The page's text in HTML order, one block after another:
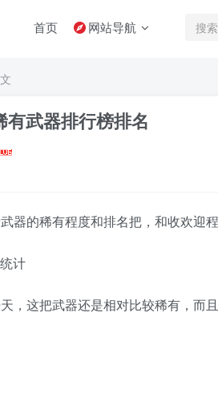
首页 网站导航
武器排行榜排名
器的稀有程度和排名把，和收欢迎程
计
，这把武器还是相对比较稀有，而